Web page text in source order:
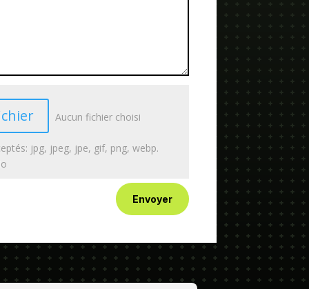
Aucun fichier choisi
jpg, jpeg, jpe, gif, png, webp.
Envoyer